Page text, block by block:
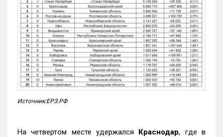
Источник:ЕРЗ.РФ
На четвертом месте удержался Краснодар, где в